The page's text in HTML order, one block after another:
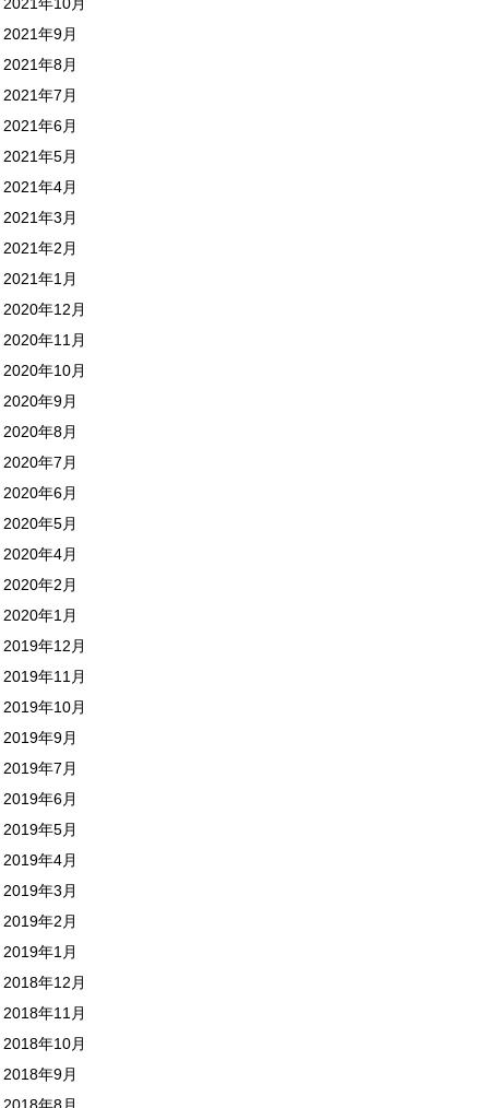
2021年9月
2021年8月
2021年7月
2021年6月
2021年5月
2021年4月
2021年3月
2021年2月
2021年1月
2020年12月
2020年11月
2020年10月
2020年9月
2020年8月
2020年7月
2020年6月
2020年5月
2020年4月
2020年2月
2020年1月
2019年12月
2019年11月
2019年10月
2019年9月
2019年7月
2019年6月
2019年5月
2019年4月
2019年3月
2019年2月
2019年1月
2018年12月
2018年11月
2018年10月
2018年9月